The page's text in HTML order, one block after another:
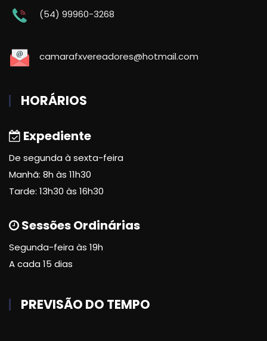
(54) 99960-3268
camarafxvereadores@hotmail.com
HORÁRIOS
Expediente
De segunda à sexta-feira
Manhã: 8h às 11h30
Tarde: 13h30 às 16h30
Sessões Ordinárias
Segunda-feira às 19h
A cada 15 dias
PREVISÃO DO TEMPO